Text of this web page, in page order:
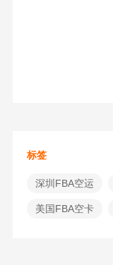
标签
深圳FBA空运
美国FBA空卡